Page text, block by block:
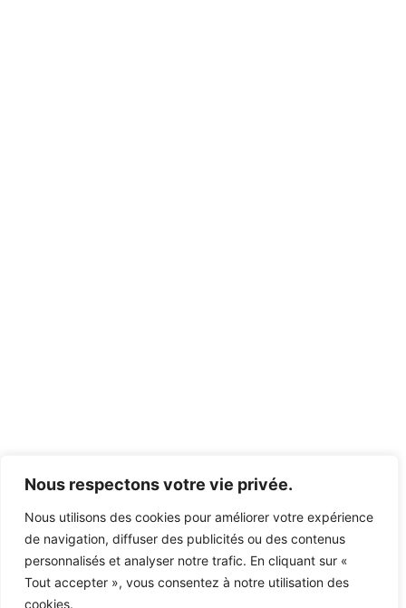
Nous respectons votre vie privée.
Nous utilisons des cookies pour améliorer votre expérience
de navigation, diffuser des publicités ou des contenus
personnalisés et analyser notre trafic. En cliquant sur «
Tout accepter », vous consentez à notre utilisation des
cookies.